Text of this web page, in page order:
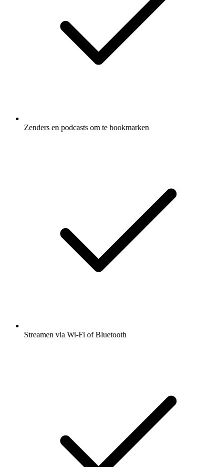
Zenders en podcasts om te bookmarken
Streamen via Wi-Fi of Bluetooth